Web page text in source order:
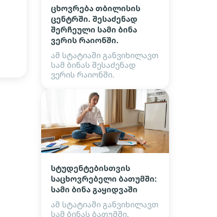
ცხოვრება თბილისის
ცენტრში. შესაძენად
შერჩეული სამი ბინა
ვერის რაიონში.
ამ სტატიაში განვიხილავთ
სამ ბინას შესაძენად
ვერის რაიონში.
სტუდენტებისთვის
საცხოვრებელი ბათუმში:
სამი ბინა გაყიდვაში
ამ სტატიაში განვიხილავთ
სამ ბინას ბათუმში,